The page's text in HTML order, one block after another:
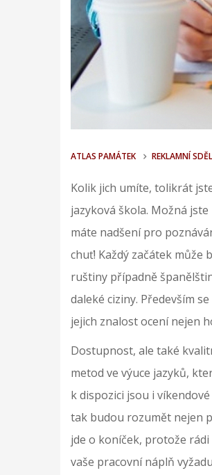
ATLAS PAMÁTEK REKLAMNÍ
Kolik jich umíte, tolikrát
jazyková škola. Možná
máte nadšení pro
chuť! Každý začátek může
ruštiny případně
daleké ciziny. Především
jejich znalost ocení nejen
Dostupnost, ale také
metod ve výuce jazyků,
k dispozici jsou i
tak budou rozumět nejen
jde o koníček, protože
vaše pracovní náplň